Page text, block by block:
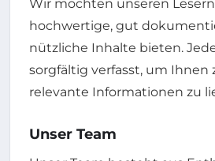
Wir möchten unseren
hochwertige, gut
nützliche Inhalte bieten.
sorgfältig verfasst, um Ihnen
relevante Informationen zu
Unser Team